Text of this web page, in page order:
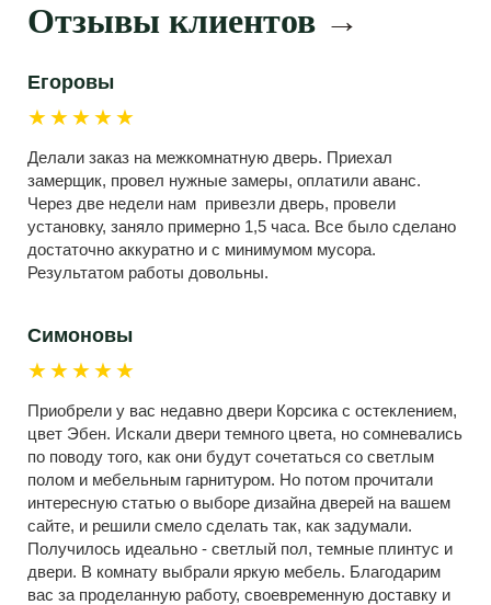
Отзывы клиентов →
Егоровы
★★★★★
Делали заказ на межкомнатную дверь. Приехал
замерщик, провел нужные замеры, оплатили аванс.
Через две недели нам привезли дверь, провели
установку, заняло примерно 1,5 часа. Все было сделано
достаточно аккуратно и с минимумом мусора.
Результатом работы довольны.
Симоновы
★★★★★
Приобрели у вас недавно двери Корсика с остеклением,
цвет Эбен. Искали двери темного цвета, но сомневались
по поводу того, как они будут сочетаться со светлым
полом и мебельным гарнитуром. Но потом прочитали
интересную статью о выборе дизайна дверей на вашем
сайте, и решили смело сделать так, как задумали.
Получилось идеально - светлый пол, темные плинтус и
двери. В комнату выбрали яркую мебель. Благодарим
вас за проделанную работу, своевременную доставку и